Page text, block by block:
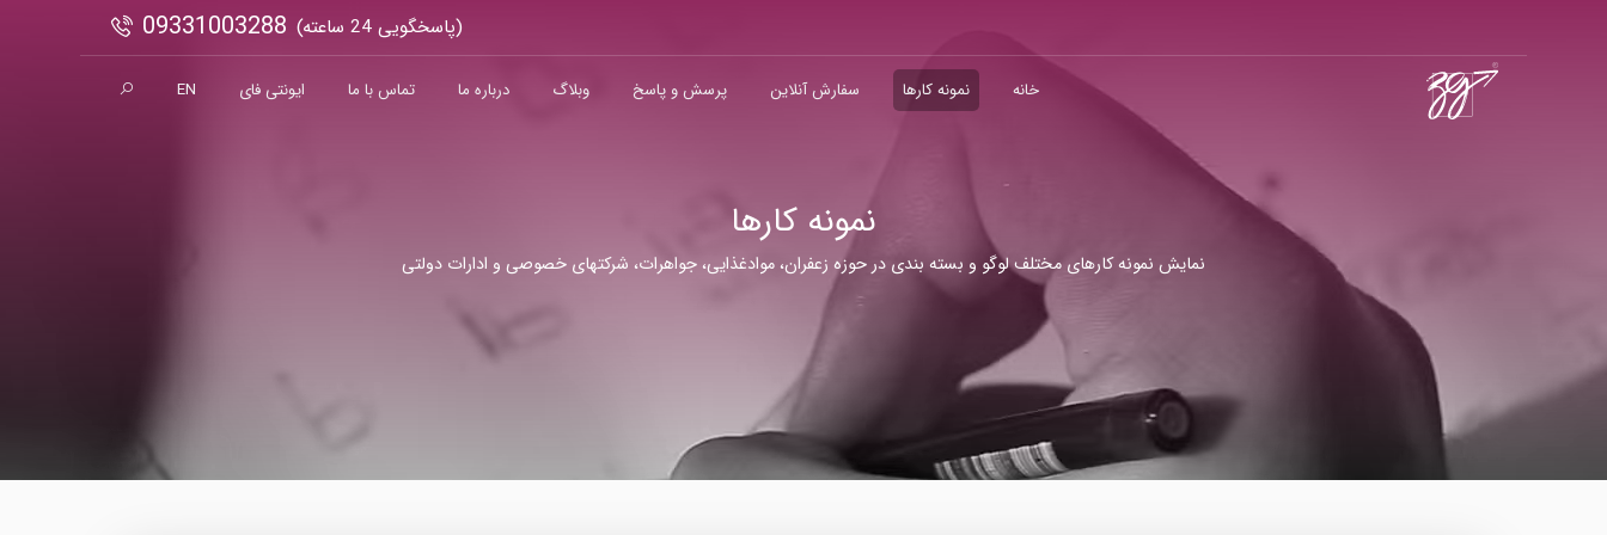
(پاسخگویی 24 ساعته) 09331003288
خانه نمونه کارها سفارش آنلاین پرسش و پاسخ وبلاگ درباره ما تماس با ما ایونتی فای EN
نمونه کارها
نمایش نمونه کارهای مختلف لوگو و بسته بندی در حوزه زعفران، موادغذایی، جواهرات، شرکتهای خصوصی و ادارات دولتی